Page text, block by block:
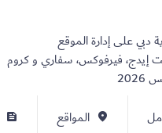
إيدج، فيرفوكس، سفاري و كروم
المواقع